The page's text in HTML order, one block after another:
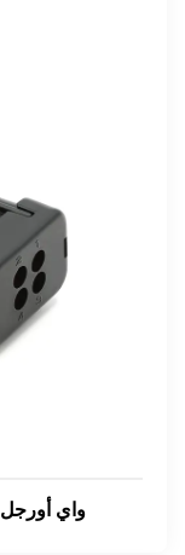
776488-1 4-